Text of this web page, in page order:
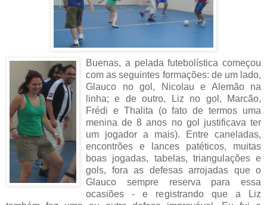
Buenas, a pelada futebolística começou
com as seguintes formações: de um lado,
Glauco no gol, Nicolau e Alemão na
linha; e de outro, Liz no gol, Marcão,
Frédi e Thalita (o fato de termos uma
menina de 8 anos no gol justificava ter
um jogador a mais). Entre caneladas,
encontrões e lances patéticos, muitas
boas jogadas, tabelas, triangulações e
gols, fora as defesas arrojadas que o
Glauco sempre reserva para essa
ocasiões - e registrando que a Liz